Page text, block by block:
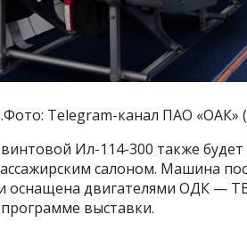
Telegram-канал ПАО «ОАК»
Ил-114-300 также
салоном. Машина
оснащена двигателями ОДК —
выставки.